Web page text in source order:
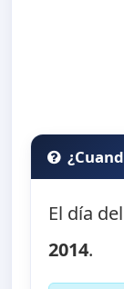
El día
2014.